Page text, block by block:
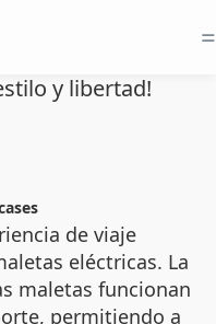
=
y libertad!
de viaje
eléctricas. La
maletas funcionan
permitiendo a